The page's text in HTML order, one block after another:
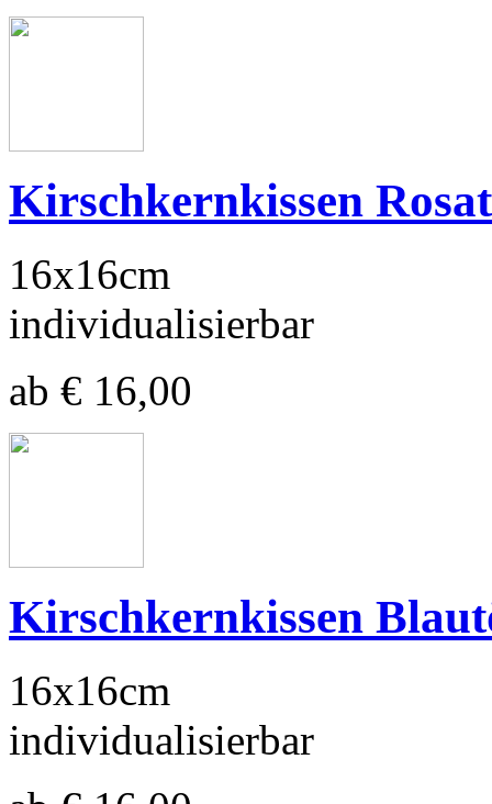
Kirschkernkissen
16x16cm
individualisierbar
ab € 16,00
Kirschkernkissen
16x16cm
individualisierbar